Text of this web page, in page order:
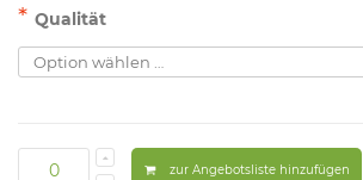
* Qualität
zur Angebotsliste hinzufügen